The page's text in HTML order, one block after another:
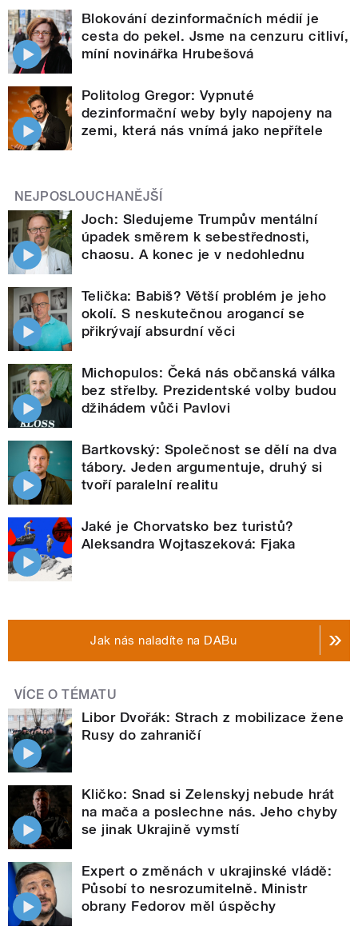
Blokování dezinformačních médií je
cesta do pekel. Jsme na cenzuru citliví,
míní novinářka Hrubešová
Politolog Gregor: Vypnuté
dezinformační weby byly napojeny na
zemi, která nás vnímá jako nepřítele
NEJPOSLOUCHANĚJŠÍ
Joch: Sledujeme Trumpův mentální
úpadek směrem k sebestřednosti,
chaosu. A konec je v nedohlednu
Telička: Babiš? Větší problém je jeho
okolí. S neskutečnou arogancí se
přikrývají absurdní věci
Michopulos: Čeká nás občanská válka
bez střelby. Prezidentské volby budou
džihádem vůči Pavlovi
Bartkovský: Společnost se dělí na dva
tábory. Jeden argumentuje, druhý si
tvoří paralelní realitu
Jaké je Chorvatsko bez turistů?
Aleksandra Wojtaszeková: Fjaka
Jak nás naladíte na DABu
VÍCE O TÉMATU
Libor Dvořák: Strach z mobilizace žene
Rusy do zahraničí
Kličko: Snad si Zelenskyj nebude hrát
na mača a poslechne nás. Jeho chyby
se jinak Ukrajině vymstí
Expert o změnách v ukrajinské vládě:
Působí to nesrozumitelně. Ministr
obrany Fedorov měl úspěchy